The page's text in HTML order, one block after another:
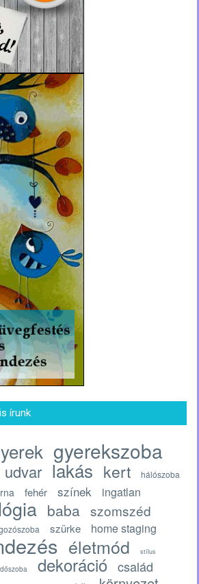
írunk
gyerekszoba
udvar lakás kert hálószoba
fehér színek ingatlan
baba szomszéd
szürke home staging
életmód stílus
dekoráció család